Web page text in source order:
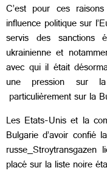
C’est pour ces
influence politique sur
servis des sanctions
ukrainienne et
avec qui il était
une pression sur
particulièrement sur la
Les Etats-Unis et la
Bulgarie d’avoir confié
russe Stroytransgazen
placé sur la liste noire